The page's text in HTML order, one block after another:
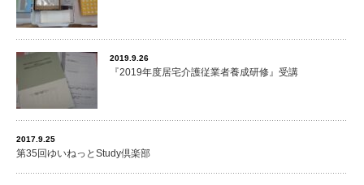
2019.9.26
『2019年度居宅介護従業者養成研修』受講
2017.9.25
第35回ゆいねっとStudy倶楽部